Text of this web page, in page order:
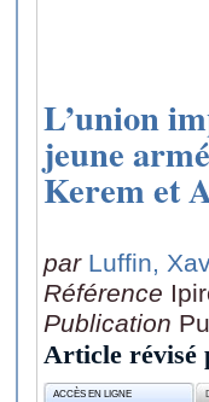
L’union
jeune
Kerem et
par Luffin,
Référence
Publication
Article révisé
ACCÈS EN LIGNE